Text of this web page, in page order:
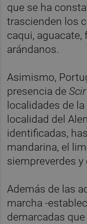
que se ha
trascienden los
caqui, aguacate,
arándanos.
Asimismo,
presencia de
localidades de
localidad del
identificadas,
mandarina, el
siempreverdes y
Además de las
marcha -
demarcadas